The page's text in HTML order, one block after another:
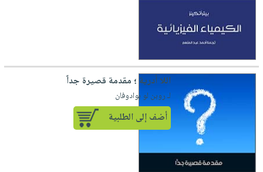
اللا أدرية ؛ مقدمة قصيرة جداً
لـ روبن لو بوادوفان
أضف إلى الطلبية